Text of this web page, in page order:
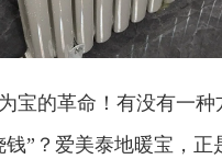
宝的革命！‌有没有一
”？爱美泰地暖宝，